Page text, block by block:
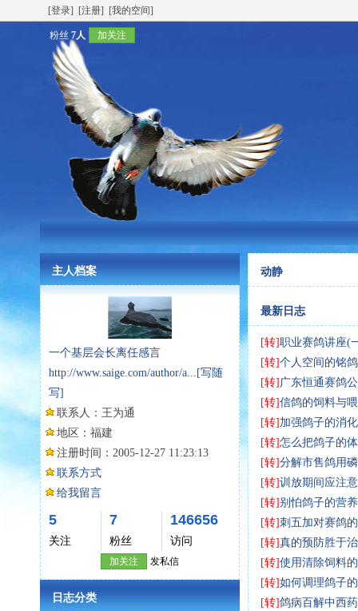
[登录] [注册] [我的空间]
粉丝 7人 加关注
主人档案
一个基层会长离任感言
http://www.saige.com/author/a... [写随
写]
联系人： 王为通
地区： 福建
注册时间： 2005-12-27 11:23:13
联系方式
给我留言
5
关注
7
粉丝
146656
访问
加关注 发私信
日志分类
动静
最新日志
[转]职业赛鸽讲座(
[转]个人空间的铭
[转] 广东恒通赛鸽
[转]信鸽的饲料与
[转] 加强鸽子的消
[转]怎么把鸽子的
[转]分解市售鸽用
[转]训放期间应注
[转]别怕鸽子的营
[转]刺五加对赛鸽
[转]真的预防胜于
[转]使用清除饲料
[转]如何调理鸽子
[转]鸽病百解中西